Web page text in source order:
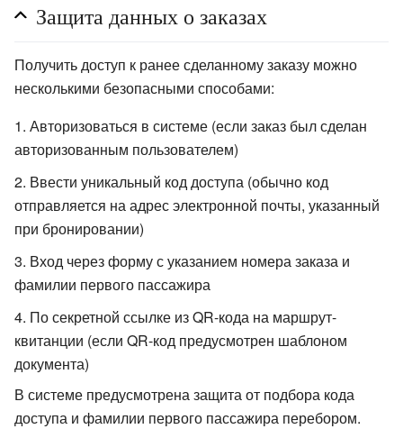
Защита данных о заказах
Получить доступ к ранее сделанному заказу можно
несколькими безопасными способами:
Авторизоваться в системе (если заказ был сделан
авторизованным пользователем)
Ввести уникальный код доступа (обычно код
отправляется на адрес электронной почты, указанный
при бронировании)
Вход через форму с указанием номера заказа и
фамилии первого пассажира
По секретной ссылке из QR-кода на маршрут-
квитанции (если QR-код предусмотрен шаблоном
документа)
В системе предусмотрена защита от подбора кода
доступа и фамилии первого пассажира перебором.